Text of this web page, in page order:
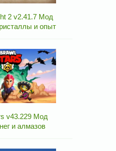
2 v2.41.7 Мод
и опыт
v43.229 Мод
и алмазов